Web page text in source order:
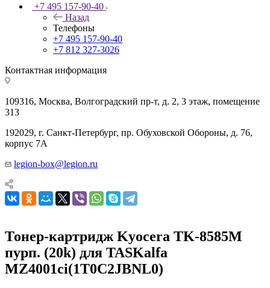
+7 495 157-90-40
Назад
Телефоны
+7 495 157-90-40
+7 812 327-3026
Контактная информация
109316, Москва, Волгоградский пр-т, д. 2, 3 этаж, помещение
313
192029, г. Санкт-Петербург, пр. Обуховской Обороны, д. 76,
корпус 7А
legion-box@legion.ru
Тонер-картридж Kyocera TK-8585M
пурп. (20k) для TASKalfa
MZ4001ci(1T0C2JBNL0)